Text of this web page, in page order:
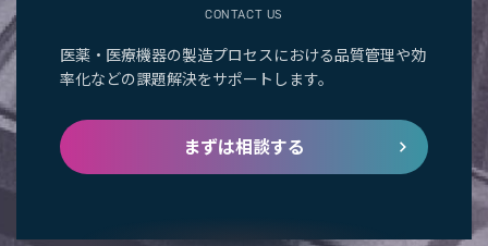
CONTACT US
医薬・医療機器の製造プロセスにおける品質管理や効
率化などの課題解決をサポートします。
まずは相談する